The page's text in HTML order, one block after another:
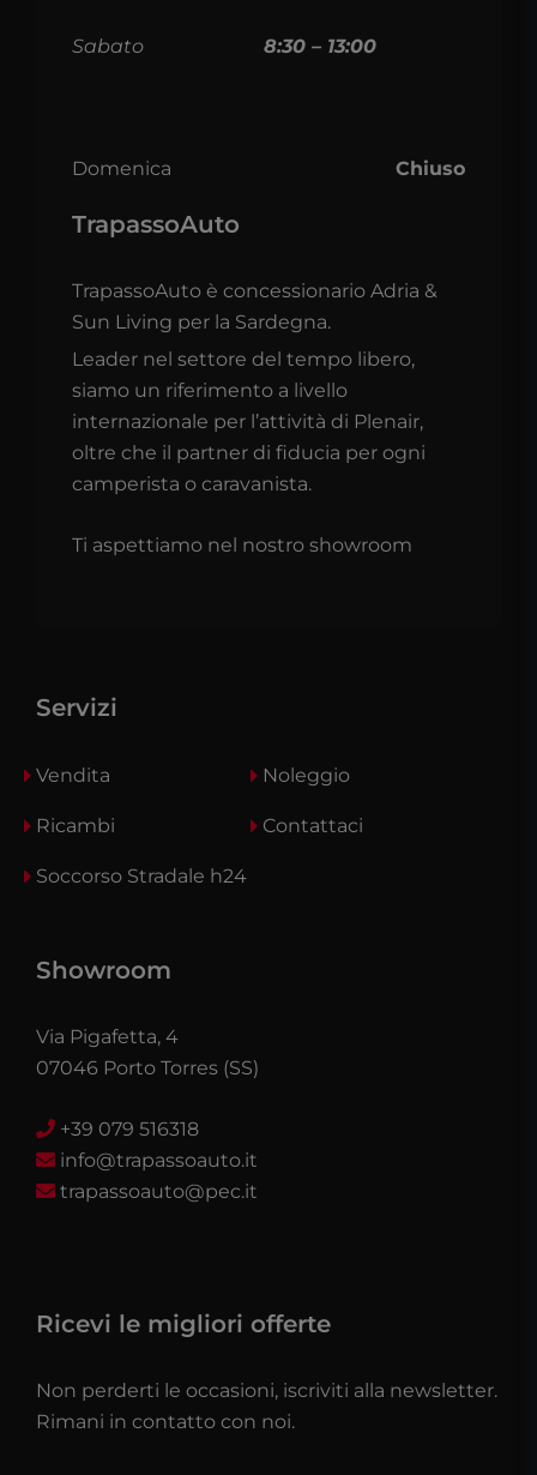
Sabato 8:30 – 13:00
Domenica Chiuso
TrapassoAuto
TrapassoAuto è concessionario Adria &
Sun Living per la Sardegna.
Leader nel settore del tempo libero,
siamo un riferimento a livello
internazionale per l’attività di Plenair,
oltre che il partner di fiducia per ogni
camperista o caravanista.
Ti aspettiamo nel nostro showroom
Servizi
Vendita Noleggio
Ricambi Contattaci
Soccorso Stradale h24
Showroom
Via Pigafetta, 4
07046 Porto Torres (SS)
+39 079 516318
info@trapassoauto.it
trapassoauto@pec.it
Ricevi le migliori offerte
Non perderti le occasioni, iscriviti alla newsletter.
Rimani in contatto con noi.